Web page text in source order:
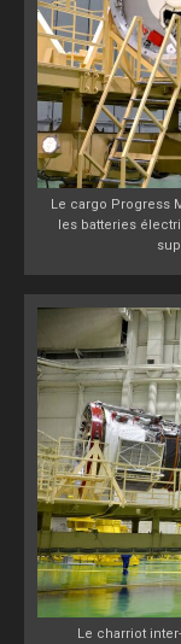
Le cargo Progress
les batteries
Le charriot